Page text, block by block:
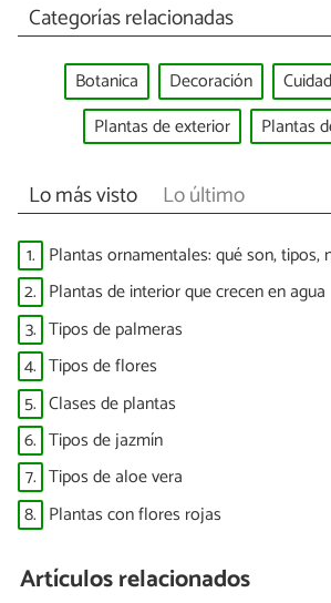
Categorías relacionadas
Botanica Decoración
Plantas de exterior
Plantas
Lo más visto Lo último
1. Plantas ornamentales: qué son, tipos,
2. Plantas de interior que crecen en agua
3. Tipos de palmeras
4. Tipos de flores
5. Clases de plantas
6. Tipos de jazmín
7. Tipos de aloe vera
8. Plantas con flores rojas
Artículos relacionados